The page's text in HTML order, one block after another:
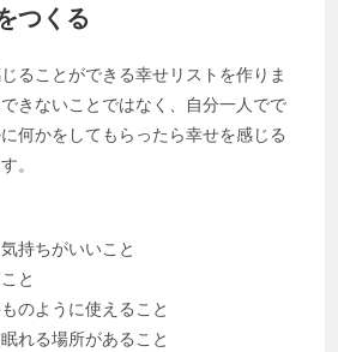
つくる
ることができる幸せリストを作りま
きないことではなく、自分一人でで
何かをしてもらったら幸せを感じる
。
持ちがいいこと
と
のように使えること
れる場所があること